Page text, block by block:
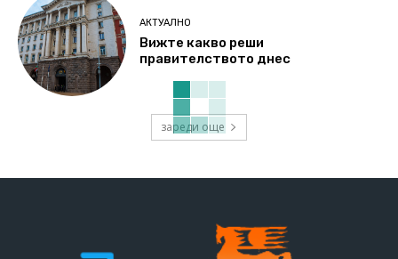
АКТУАЛНО
Вижте какво реши
правителството днес
зареди още